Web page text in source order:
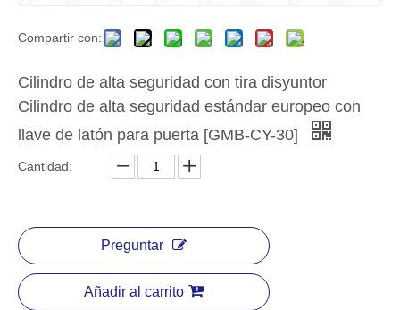
Compartir con:
Cilindro de alta seguridad con tira disyuntor
Cilindro de alta seguridad estándar europeo con
llave de latón para puerta [GMB-CY-30]
Cantidad:
Preguntar
Añadir al carrito